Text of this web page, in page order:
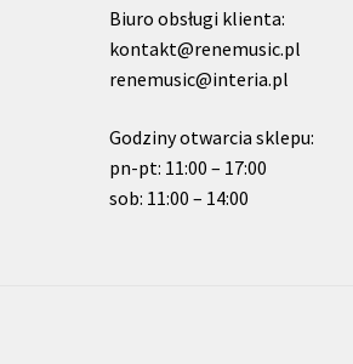
Biuro obsługi klienta:
kontakt@renemusic.pl
renemusic@interia.pl
Godziny otwarcia sklepu:
pn-pt: 11:00 – 17:00
sob: 11:00 – 14:00